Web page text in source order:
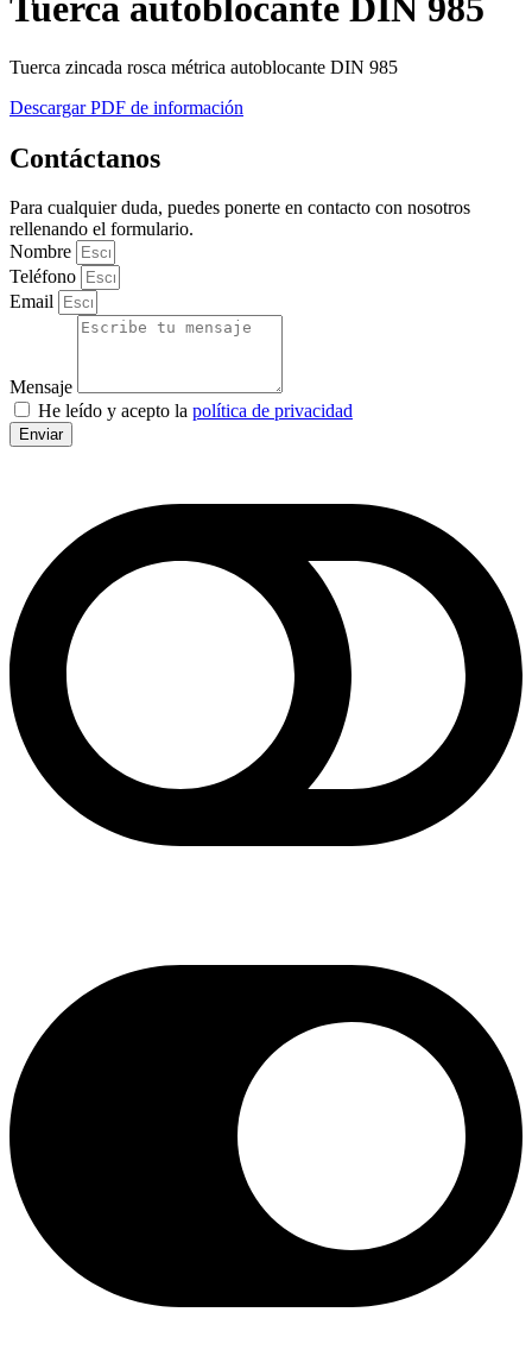
Tuerca zincada rosca métrica autoblocante DIN 985
Descargar PDF de información
Contáctanos
Para cualquier duda, puedes ponerte en contacto con nosotros
rellenando el formulario.
Nombre
Teléfono
Email
Mensaje
He leído y acepto la política de privacidad
Enviar